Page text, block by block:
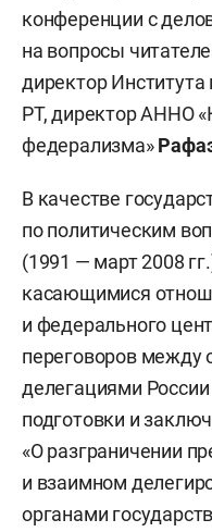
конференции с
на вопросы
директор
РТ, директор АННО
федерализма»
В качестве
по политическим
(1991 — март 2008
касающимися
и федерального
переговоров
делегациями России
подготовки и
«О разграничении
и взаимном
органами